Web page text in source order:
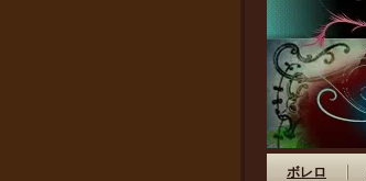
ボレロ